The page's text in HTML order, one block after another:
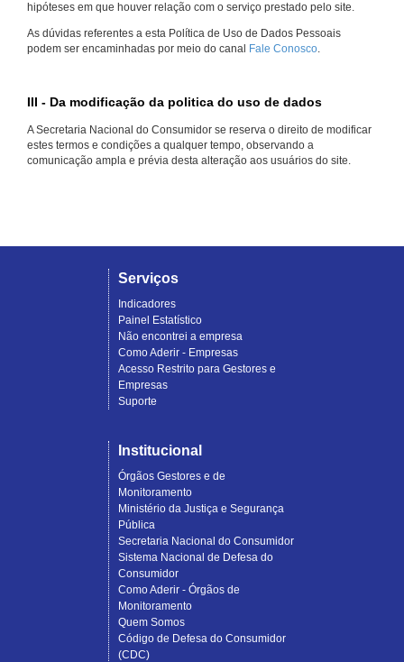
hipóteses em que houver relação com o serviço prestado pelo site.
As dúvidas referentes a esta Política de Uso de Dados Pessoais
podem ser encaminhadas por meio do canal Fale Conosco.
III - Da modificação da politica do uso de dados
A Secretaria Nacional do Consumidor se reserva o direito de modificar
estes termos e condições a qualquer tempo, observando a
comunicação ampla e prévia desta alteração aos usuários do site.
Serviços
Indicadores
Painel Estatístico
Não encontrei a empresa
Como Aderir - Empresas
Acesso Restrito para Gestores e
Empresas
Suporte
Institucional
Órgãos Gestores e de
Monitoramento
Ministério da Justiça e Segurança
Pública
Secretaria Nacional do Consumidor
Sistema Nacional de Defesa do
Consumidor
Como Aderir - Órgãos de
Monitoramento
Quem Somos
Código de Defesa do Consumidor
(CDC)